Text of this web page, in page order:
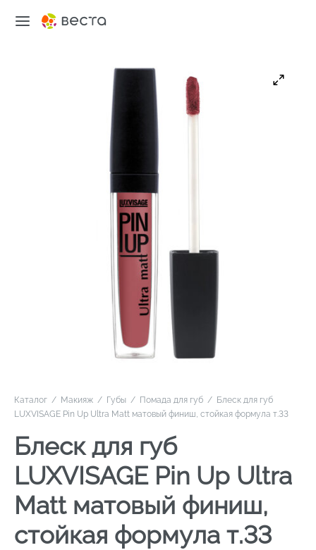
Каталог / Макияж / Губы / Помада для губ / Блеск для губ
LUXVISAGE Pin Up Ultra Matt матовый финиш, стойкая формула т.33
Блеск для губ
LUXVISAGE Pin Up Ultra
Matt матовый финиш,
стойкая формула т.33